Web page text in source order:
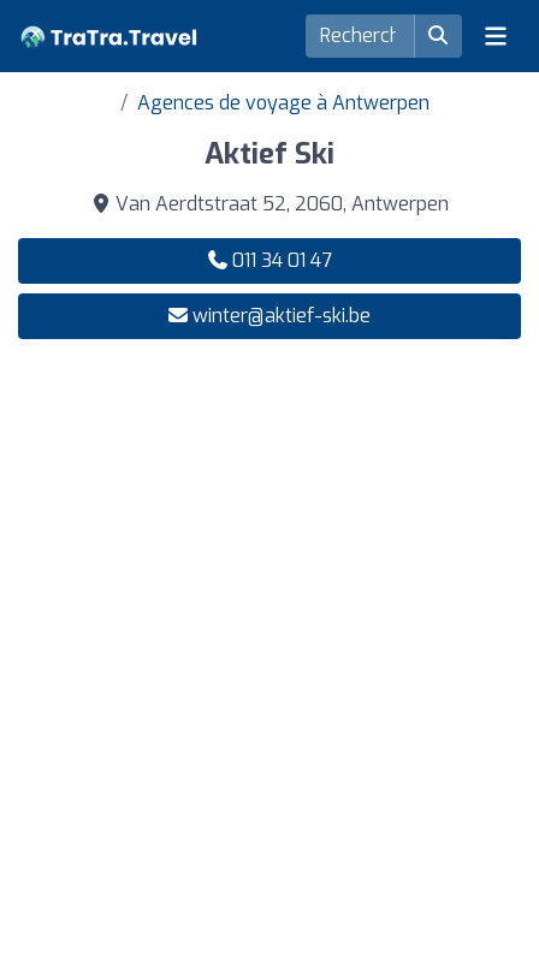
Agences de voyage à Antwerpen
Aktief Ski
Van Aerdtstraat 52, 2060, Antwerpen
011 34 01 47
winter@aktief-ski.be